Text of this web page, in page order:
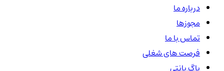
درباره ما
مجوزها
تماس با ما
فرصت های شغلی
باگ بانتی